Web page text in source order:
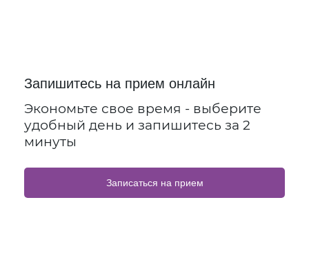
Запишитесь на прием онлайн
Экономьте свое время - выберите
удобный день и запишитесь за 2
минуты
Записаться на прием